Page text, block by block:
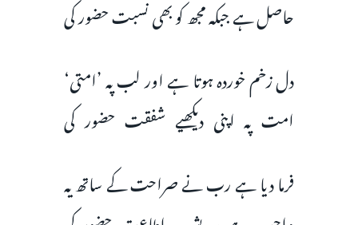
حاصل ہے جبکہ مجھ کو بھی نسبت حضور کی
دل زخم خوردہ ہوتا ہے اور لب پہ ’امتی‘
امت پہ اپنی دیکھیے شفقت حضور کی
فرما دیا ہے رب نے صراحت کے ساتھ یہ